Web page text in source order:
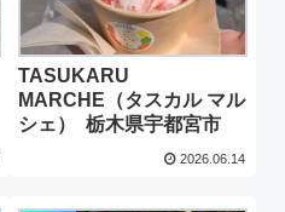
TASUKARU
MARCHE（タスカル マル
シェ） 栃木県宇都宮市
2026.06.14